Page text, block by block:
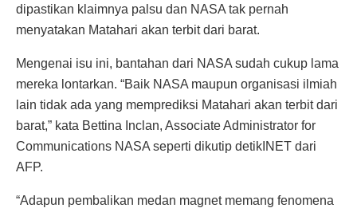
dipastikan klaimnya palsu dan NASA tak pernah
menyatakan Matahari akan terbit dari barat.
Mengenai isu ini, bantahan dari NASA sudah cukup lama
mereka lontarkan. “Baik NASA maupun organisasi ilmiah
lain tidak ada yang memprediksi Matahari akan terbit dari
barat,” kata Bettina Inclan, Associate Administrator for
Communications NASA seperti dikutip detikINET dari
AFP.
“Adapun pembalikan medan magnet memang fenomena